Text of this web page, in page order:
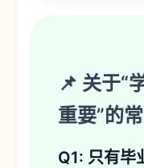
📌 关于“
重要”的
Q1: 只有毕